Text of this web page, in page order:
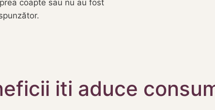
coapte sau nu au fost
iti aduce